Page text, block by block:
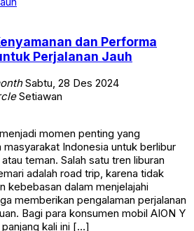
dan Performa
Perjalanan Jauh
Sabtu, 28 Des 2024
Setiawan
momen penting yang
Indonesia untuk berlibur
teman. Salah satu tren liburan
adalah road trip, karena tidak
kebebasan dalam menjelajahi
memberikan pengalaman perjalanan
Bagi para konsumen mobil AION Y
kali ini […]